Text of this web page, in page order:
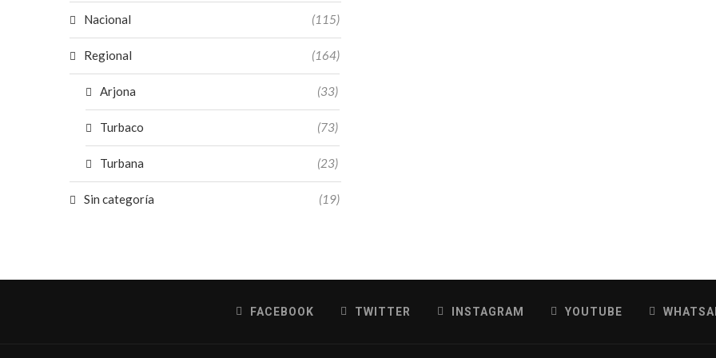
Nacional (115)
Regional (164)
Arjona (33)
Turbaco (73)
Turbana (23)
Sin categoría (19)
FACEBOOK TWITTER INSTAGRAM YOUTUBE